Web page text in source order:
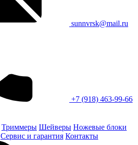
sunnvrsk@mail.ru
+7 (918) 463-99-66
Триммеры Шейверы Ножевые блоки
Сервис и гарантия Контакты